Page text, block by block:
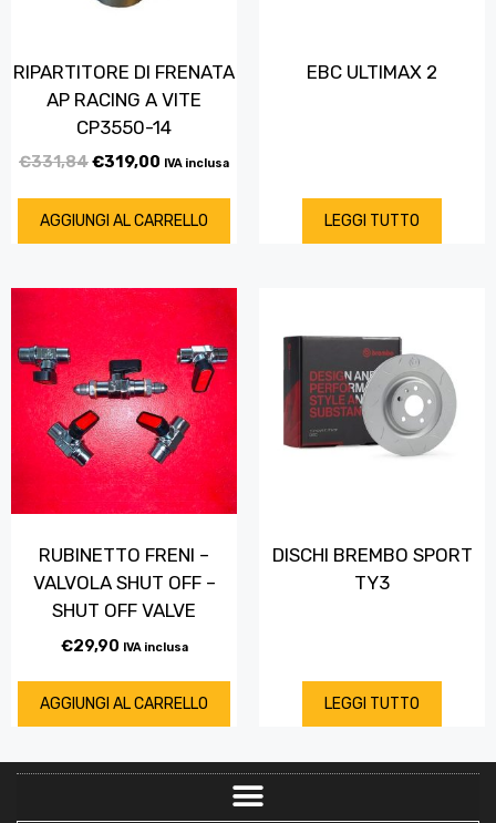
RIPARTITORE DI FRENATA
AP RACING A VITE
CP3550-14
€331,84€319,00 IVA inclusa
AGGIUNGI AL CARRELLO
EBC ULTIMAX 2
LEGGI TUTTO
RUBINETTO FRENI –
VALVOLA SHUT OFF –
SHUT OFF VALVE
€29,90 IVA inclusa
AGGIUNGI AL CARRELLO
DISCHI BREMBO SPORT
TY3
LEGGI TUTTO